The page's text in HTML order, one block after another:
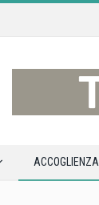
ACCOGLIENZA